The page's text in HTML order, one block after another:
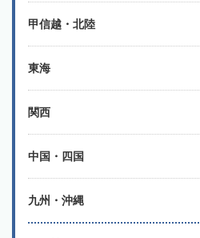
甲信越・北陸
東海
関西
中国・四国
九州・沖縄